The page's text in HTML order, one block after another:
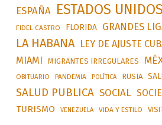
ESPAÑA ESTADOS UNIDOS
FIDEL CASTRO FLORIDA GRANDES
LA HABANA LEY DE AJUSTE
MIAMI MIGRANTES IRREGULARES
OBITUARIO PANDEMIA POLÍTICA RUSIA
SALUD PUBLICA SOCIAL
TURISMO VENEZUELA VIDA Y ESTILO